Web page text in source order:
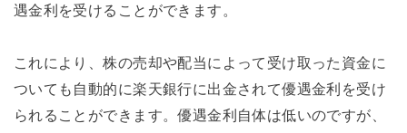
遇金利を受けることができます。
これにより、株の売却や配当によって受け取った資金に
ついても自動的に楽天銀行に出金されて優遇金利を受け
られることができます。優遇金利自体は低いのですが、